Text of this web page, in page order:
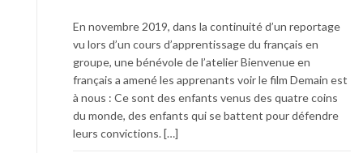
En novembre 2019, dans la continuité d’un reportage
vu lors d’un cours d’apprentissage du français en
groupe, une bénévole de l’atelier Bienvenue en
français a amené les apprenants voir le film Demain est
à nous : Ce sont des enfants venus des quatre coins
du monde, des enfants qui se battent pour défendre
leurs convictions. […]